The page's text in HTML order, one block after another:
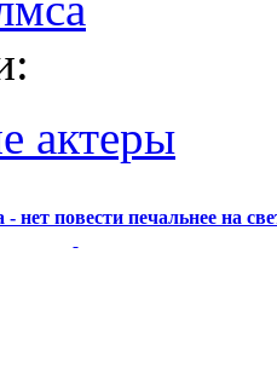
актеры
нет повести печальнее на